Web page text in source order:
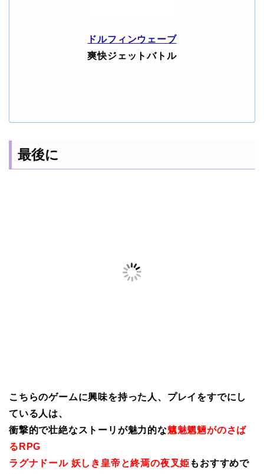
ドルフィンウェーブ
爽快ジェットバトル
最後に
こちらのゲームに興味を持った人、プレイをすでにし
ている人は、
衝撃的で壮絶なストーリが魅力的な魑魅魍魎がのさば
るRPG
ラグナドール 妖しき皇帝と終焉の夜叉姫 もおすすめで